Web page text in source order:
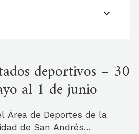
deportivos – 30
al 1 de junio
Área de Deportes de la
de San Andrés